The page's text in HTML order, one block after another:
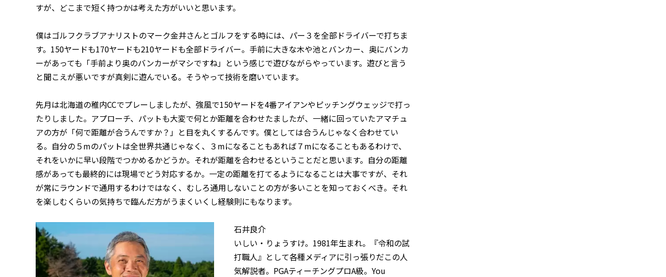
すが、どこまで短く持つかは考えた方がいいと思います。
僕はゴルフクラブアナリストのマーク金井さんとゴルフをする時には、パー３を全部ドライバーで打ちま
す。150ヤードも170ヤードも210ヤードも全部ドライバー。手前に大きな木や池とバンカー、奥にバンカ
ーがあっても「手前より奥のバンカーがマシですね」という感じで遊びながらやっています。遊びと言う
と聞こえが悪いですが真剣に遊んでいる。そうやって技術を磨いています。
先月は北海道の稚内CCでプレーしましたが、強風で150ヤードを4番アイアンやピッチングウェッジで打っ
たりしました。アプローチ、パットも大変で何とか距離を合わせたましたが、一緒に回っていたアマチュ
アの方が「何で距離が合うんですか？」と目を丸くするんです。僕としては合うんじゃなく合わせてい
る。自分の５mのパットは全世界共通じゃなく、３mになることもあれば７mになることもあるわけで、
それをいかに早い段階でつかめるかどうか。それが距離を合わせるということだと思います。自分の距離
感があっても最終的には現場でどう対応するか。一定の距離を打てるようになることは大事ですが、それ
が常にラウンドで通用するわけではなく、むしろ通用しないことの方が多いことを知っておくべき。それ
を楽しむくらいの気持ちで臨んだ方がうまくいくし経験則にもなります。
石井良介
いしい・りょうすけ。1981年生まれ。『令和の試
打職人』として各種メディアに引っ張りだこの人
気解説者。PGAティーチングプロA級。You